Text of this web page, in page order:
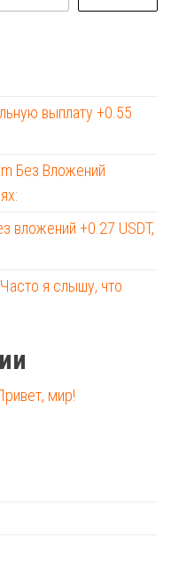
выплату +0.55
Без Вложений
вложений +0.27 USDT,
я слышу, что
мир!